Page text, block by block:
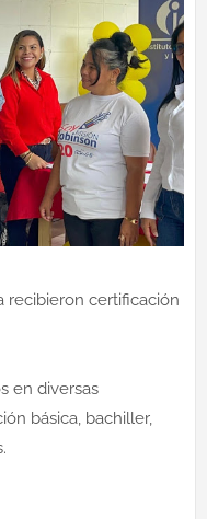
recibieron certificación
en diversas
básica, bachiller,